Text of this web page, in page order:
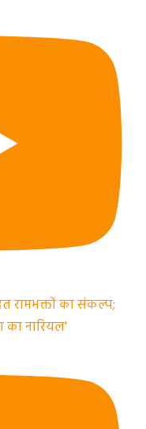
रामभक्तों का संकल्प;
का नारियल'